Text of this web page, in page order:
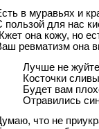
в муравьях и
пользой для нас
она кожу, но
ревматизм она
Лучше не
Косточки
Будет вам
Отравились
что не